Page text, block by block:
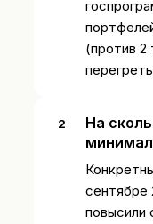
(против
На
сентябре
повысили